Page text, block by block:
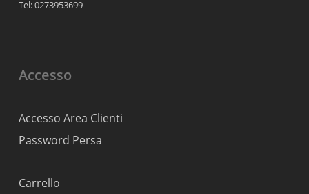
Tel: 0273953699
Accesso
Accesso Area Clienti
Password Persa
Carrello